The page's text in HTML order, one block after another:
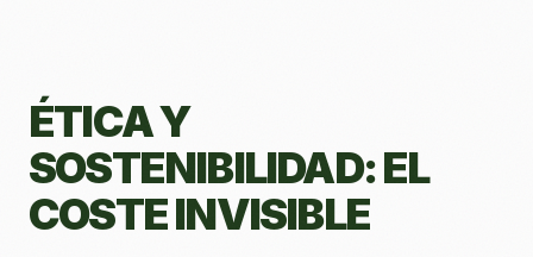
ÉTICA Y
SOSTENIBILIDAD: EL
COSTE INVISIBLE